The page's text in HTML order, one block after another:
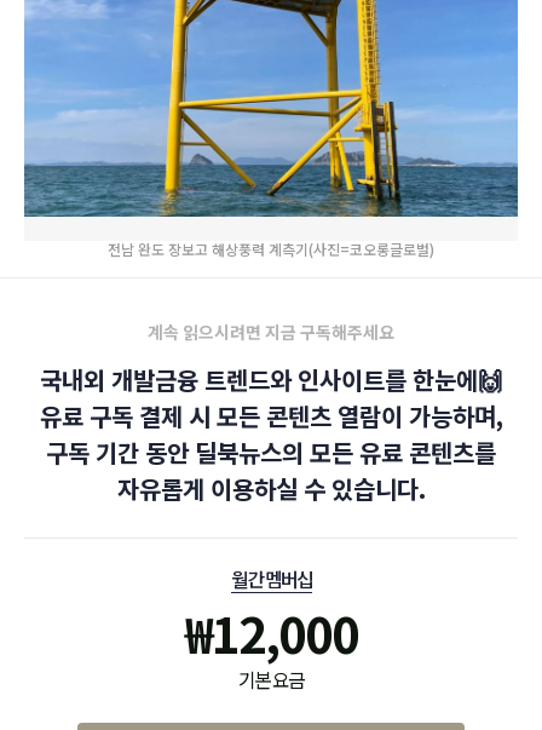
전남 완도 장보고 해상풍력 계측기(사진=코오롱글로벌)
계속 읽으시려면 지금 구독해주세요
국내외 개발금융 트렌드와 인사이트를 한눈에🙌
유료 구독 결제 시 모든 콘텐츠 열람이 가능하며,
구독 기간 동안 딜북뉴스의 모든 유료 콘텐츠를
자유롭게 이용하실 수 있습니다.
월간 멤버십
₩12,000
기본 요금